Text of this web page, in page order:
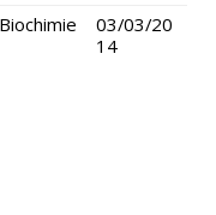
Biochimie
03/03/20
14